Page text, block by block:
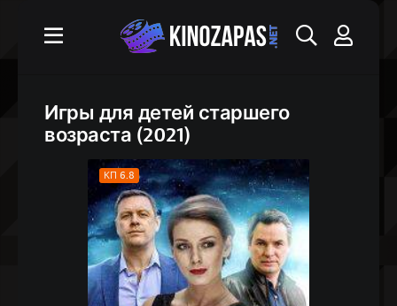
Игры для детей старшего
возраста (2021)
КП 6.8